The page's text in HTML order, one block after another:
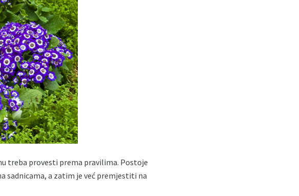
treba provesti prema pravilima. Postoje
sadnicama, a zatim je već premjestiti na